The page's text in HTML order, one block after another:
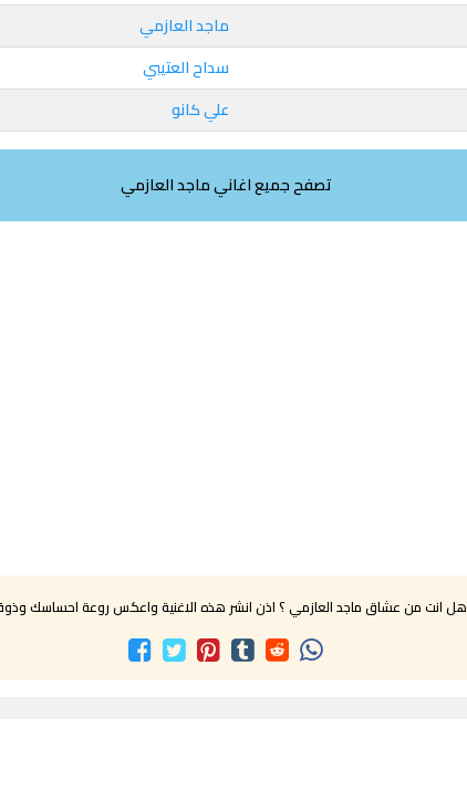
ماجد العازمي
سداح العتيبي
علي كانو
تصفح جميع اغاني ماجد العازمي
هل انت من عشاق ماجد العازمي ؟ اذن انشر هذه الاغنية واعكس روعة احساسك